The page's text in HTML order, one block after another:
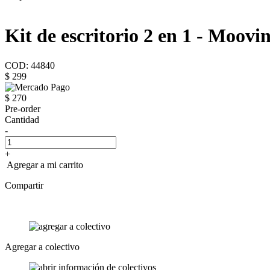
Kit de escritorio 2 en 1 -
COD: 44840
$ 299
$ 270
Pre-order
Cantidad
-
+
Agregar a mi carrito
Compartir
Agregar a colectivo